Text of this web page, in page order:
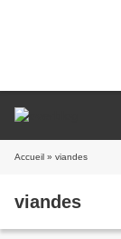
Accueil » viandes
viandes